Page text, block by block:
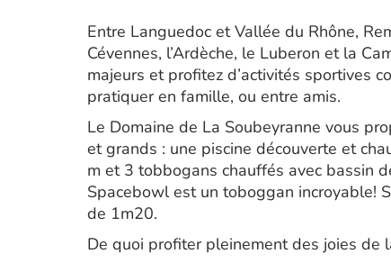
Entre Languedoc et Vallée du Rhône,
Cévennes, l’Ardèche, le Luberon et la
majeurs et profitez d’activités sportives
pratiquer en famille, ou entre amis.
Le Domaine de La Soubeyranne vous
et grands : une piscine découverte et
m et 3 tobbogans chauffés avec bassin
Spacebowl est un toboggan incroyable!
de 1m20.
De quoi profiter pleinement des joies